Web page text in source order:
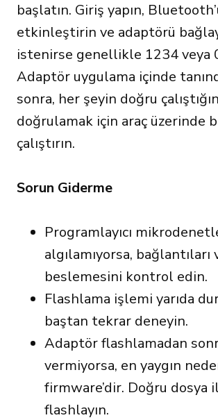
başlatın. Giriş yapın,
etkinleştirin ve adaptörü
istenirse genellikle 1234 veya
Adaptör uygulama içinde
sonra, her şeyin doğru
doğrulamak için araç üzerinde
çalıştırın.
Sorun Giderme
Programlayıcı
algılamıyorsa, bağlantıları
beslemesini kontrol edin.
Flashlama işlemi yarıda
baştan tekrar deneyin.
Adaptör flashlamadan
vermiyorsa, en yaygın
firmware’dir. Doğru dosya
flashlayın.